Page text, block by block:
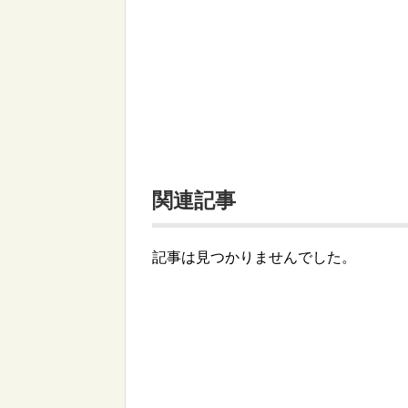
関連記事
記事は見つかりませんでした。